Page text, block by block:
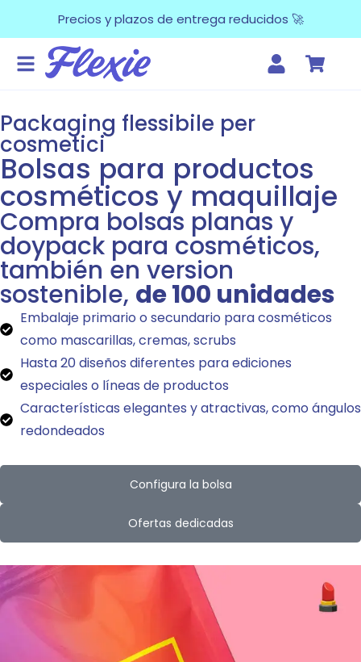
Precios y plazos de entrega reducidos 🚀
Packaging flessibile per
cosmetici
Bolsas para productos
cosméticos y maquillaje
Compra bolsas planas y
doypack para cosméticos,
también en version
sostenible, de 100 unidades
Embalaje primario o secundario para cosméticos
como mascarillas, cremas, scrubs
Hasta 20 diseños diferentes para ediciones
especiales o líneas de productos
Características elegantes y atractivas, como ángulos
redondeados
Configura la bolsa
Ofertas dedicadas